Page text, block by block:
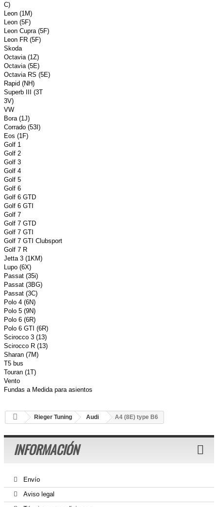
C)
Leon (1M)
Leon (5F)
Leon Cupra (5F)
Leon FR (5F)
Skoda
Octavia (1Z)
Octavia (5E)
Octavia RS (5E)
Rapid (NH)
Superb III (3T
3V)
VW
Bora (1J)
Corrado (53I)
Eos (1F)
Golf 1
Golf 2
Golf 3
Golf 4
Golf 5
Golf 6
Golf 6 GTD
Golf 6 GTI
Golf 7
Golf 7 GTD
Golf 7 GTI
Golf 7 GTI Clubsport
Golf 7 R
Jetta 3 (1KM)
Lupo (6X)
Passat (35i)
Passat (3BG)
Passat (3C)
Polo 4 (6N)
Polo 5 (9N)
Polo 6 (6R)
Polo 6 GTI (6R)
Scirocco 3 (13)
Scirocco R (13)
Sharan (7M)
T5 bus
Touran (1T)
Vento
Fundas a Medida para asientos
Rieger Tuning Audi A4 (8E) type B6
INFORMACIÓN
Envío
Aviso legal